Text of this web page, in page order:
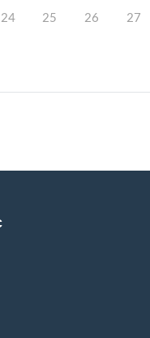
24 25 26 27